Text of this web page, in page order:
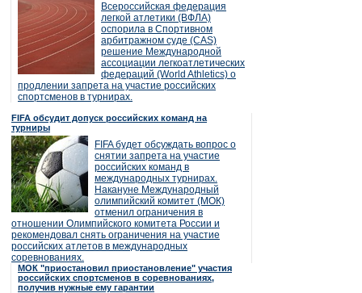
Всероссийская федерация
легкой атлетики (ВФЛА)
оспорила в Спортивном
арбитражном суде (CAS)
решение Международной
ассоциации легкоатлетических
федераций (World Athletics) о
продлении запрета на участие российских
спортсменов в турнирах.
FIFA обсудит допуск российских команд на
турниры
FIFA будет обсуждать вопрос о
снятии запрета на участие
российских команд в
международных турнирах.
Накануне Международный
олимпийский комитет (МОК)
отменил ограничения в
отношении Олимпийского комитета России и
рекомендовал снять ограничения на участие
российских атлетов в международных
соревнованиях.
МОК "приостановил приостановление" участия
российских спортсменов в соревнованиях,
получив нужные ему гарантии